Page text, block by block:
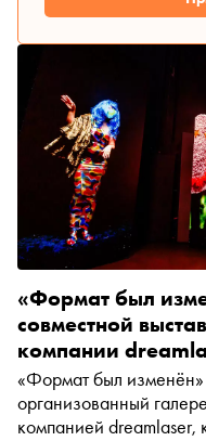
«Формат был
совместной
компании
«Формат был
организованный
компанией dreamlaser,